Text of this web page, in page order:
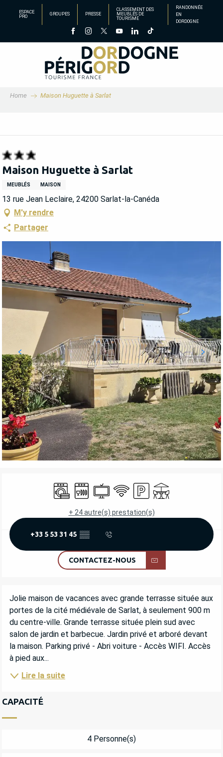
principal
ESPACE
PRO
GROUPES PRESSE
CLASSEMENT DES
MEUBLÉS DE
TOURISME
RANDONNÉE
EN
DORDOGNE
Home Maison Huguette à Sarlat
Maison Huguette à Sarlat
MEUBLÉS MAISON
13 rue Jean Leclaire, 24200 Sarlat-la-Canéda
M'y rendre
Partager
OUVERTURE ET COORDONNÉES
Lave lingeLave vaisselle
Télévision
WiFi ParkingTerrasse
+ 24 autre(s) prestation(s)
+33 5 53 31 45 ▒▒
CONTACTEZ-NOUS
DESCRIPTION
Jolie maison de vacances avec grande terrasse située aux
portes de la cité médiévale de Sarlat, à seulement 900 m
du centre-ville. Grande terrasse située plein sud avec
salon de jardin et barbecue. Jardin privé et arboré devant
la maison. Parking privé - Abri voiture - Accès WIFI. Accès
à pied aux...
Lire la suite
CAPACITÉ
4 Personne(s)